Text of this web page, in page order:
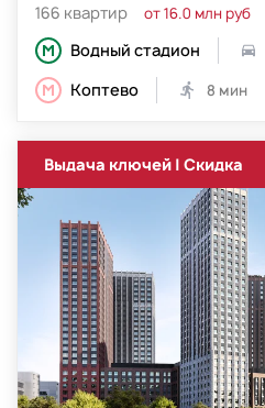
166 квартир от 16.0 млн руб
Водный стадион
Коптево 8 мин
Выдача ключей | Скидка